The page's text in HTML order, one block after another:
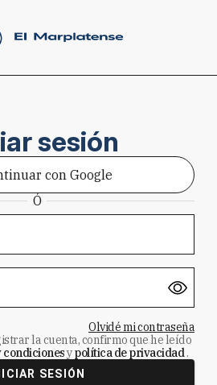
sesión
con Google
Ó
Olvidé mi contraseña
la cuenta, confirmo que he leído
condicionesypolítica de privacidad.
SESIÓN